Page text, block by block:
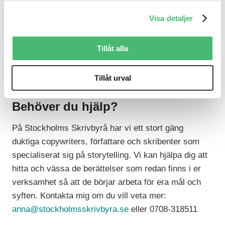
Visa detaljer
Tillåt alla
Tillåt urval
För att ta Apple som exempel, Steve Jobs är så djupt
präglad i Apples företagskultur att hans personlighet
fungerar som en måttstock. ”Hur skulle Steve gjort?”
blir ett motto att gå efter när man undrar vilket sätt
Behöver du hjälp?
På Stockholms Skrivbyrå har vi ett stort gäng
duktiga copywriters, författare och skribenter som
specialiserat sig på storytelling. Vi kan hjälpa dig att
hitta och vässa de berättelser som redan finns i er
verksamhet så att de börjar arbeta för era mål och
syften. Kontakta mig om du vill veta mer:
anna@stockholmsskrivbyra.se eller 0708-318511